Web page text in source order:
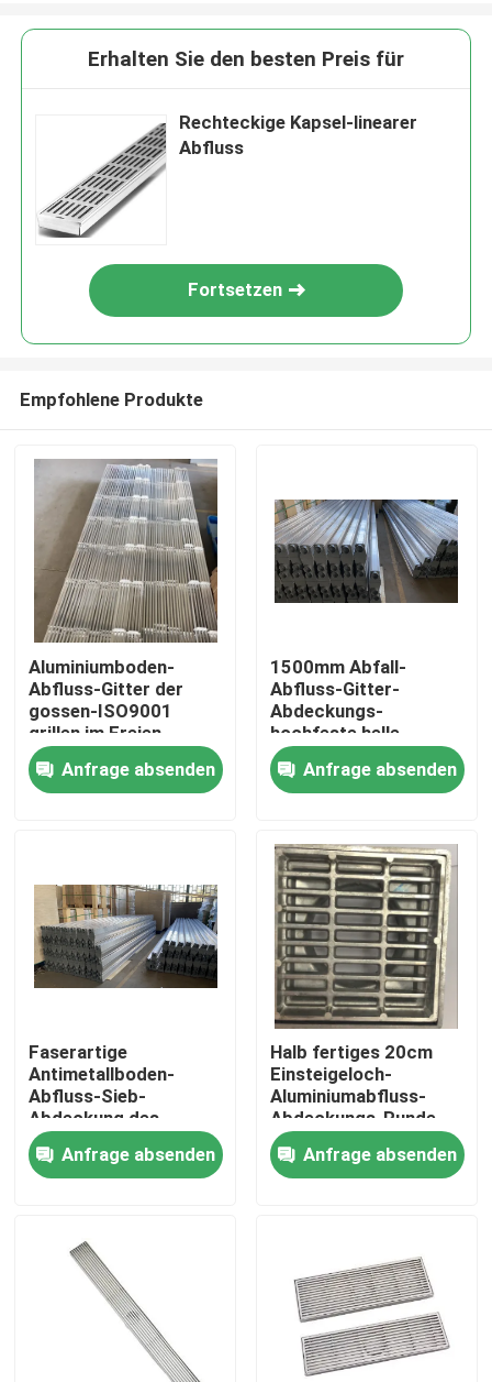
Haus
Über uns
Fabrik-Ausflug
Treten Sie mit uns in Verbindung
Fordern Sie ein Zitat
Stahlabdeckplatte
Trockenmauerzusätze
Erhalten Sie den besten Preis für
Rechteckige Kapsel-linearer
Abfluss
Fortsetzen
Empfohlene Produkte
Aluminiumboden-
Abfluss-Gitter der
gossen-ISO9001
grillen im Freien
korrosionsbeständiges
Anfrage absenden
1500mm Abfall-
Abfluss-Gitter-
Abdeckungs-
hochfeste helle
Struktur Boden-Q235
Anfrage absenden
Faserartige
Antimetallboden-
Abfluss-Sieb-
Abdeckung des
geruch-ISO9001 für
Abwasser
Anfrage absenden
Halb fertiges 20cm
Einsteigeloch-
Aluminiumabfluss-
Abdeckungs-Runde
zum Quadrat
Anfrage absenden